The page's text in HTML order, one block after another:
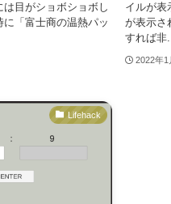
目がショボショボし
「富士商の温熱パッ
イルが表
が表示さ
すれば非
2022年1
Lifehack